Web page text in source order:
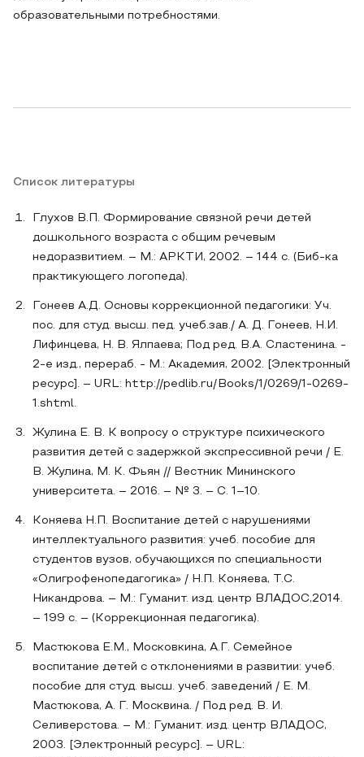
образовательными потребностями.
Список литературы
Глухов В.П. Формирование связной речи детей
дошкольного возраста с общим речевым
недоразвитием. – М.: АРКТИ, 2002. – 144 с. (Биб-ка
практикующего логопеда).
Гонеев А.Д. Основы коррекционной педагогики: Уч.
пос. для студ. высш. пед. учеб.зав./ А. Д. Гонеев, Н.И.
Лифинцева, Н. В. Ялпаева; Под ред. В.А. Сластенина. -
2-е изд., перераб. - М.: Академия, 2002. [Электронный
ресурс]. – URL: http://pedlib.ru/Books/1/0269/1-0269-
1.shtml.
Жулина Е. В. К вопросу о структуре психического
развития детей с задержкой экспрессивной речи / Е.
В. Жулина, М. К. Фьян // Вестник Мининского
университета. – 2016. – № 3. – С. 1–10.
Коняева Н.П. Воспитание детей с нарушениями
интеллектуального развития: учеб. пособие для
студентов вузов, обучающихся по специальности
«Олигрофенопедагогика» / Н.П. Коняева, Т.С.
Никандрова. – М.: Гуманит. изд. центр ВЛАДОС,2014.
– 199 с. – (Коррекционная педагогика).
Мастюкова Е.М., Московкина, А.Г. Семейное
воспитание детей с отклонениями в развитии: учеб.
пособие для студ. высш. учеб. заведений / Е. М.
Мастюкова, А. Г. Москвина. / Под ред. В. И.
Селиверстова. – М.: Гуманит. изд. центр ВЛАДОС,
2003. [Электронный ресурс]. – URL: